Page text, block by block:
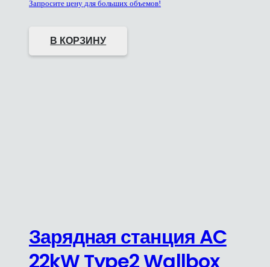
Запросите цену для больших объемов!
В КОРЗИНУ
Зарядная станция AC
22kW Type2 Wallbox